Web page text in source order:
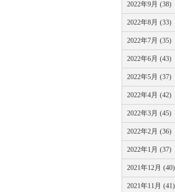
2022年9月 (38)
2022年8月 (33)
2022年7月 (35)
2022年6月 (43)
2022年5月 (37)
2022年4月 (42)
2022年3月 (45)
2022年2月 (36)
2022年1月 (37)
2021年12月 (40)
2021年11月 (41)